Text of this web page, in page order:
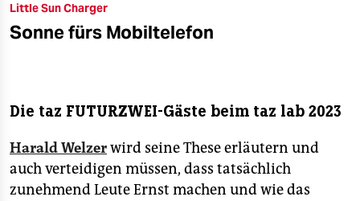
Little Sun Charger
Sonne fürs Mobiltelefon
Die taz FUTURZWEI-Gäste beim taz lab 2023
Harald Welzerwird seine These erläutern und
auch verteidigen müssen, dass tatsächlich
zunehmend Leute Ernst machen und wie das